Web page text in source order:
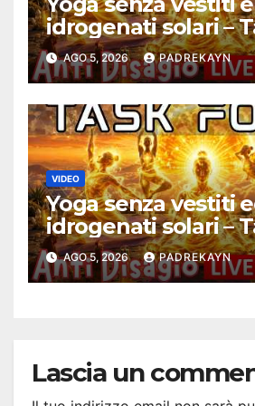
idrogenati solari –
Antidisagio ep. 63
AGO 5, 2026 PADREKAYN
VIDEO
Yoga senza vestiti
idrogenati solari –
Antidisagio 63
AGO 5, 2026 PADREKAYN
Lascia un